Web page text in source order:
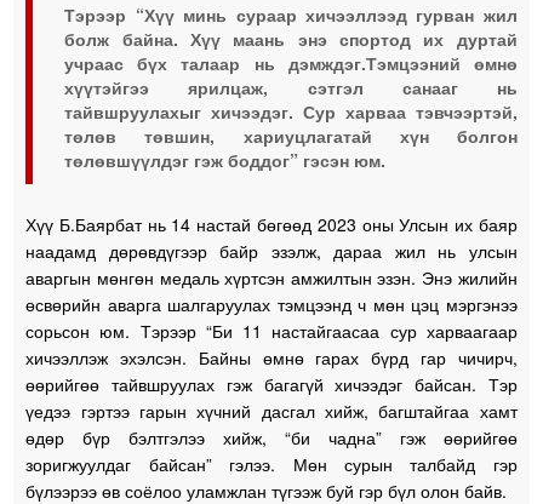
Тэрээр “Хүү минь сураар хичээллээд гурван жил
болж байна. Хүү маань энэ спортод их дуртай
учраас бүх талаар нь дэмждэг.Тэмцээний өмнө
хүүтэйгээ ярилцаж, сэтгэл санааг нь
тайвшруулахыг хичээдэг. Сур харваа тэвчээртэй,
төлөв төвшин, хариуцлагатай хүн болгон
төлөвшүүлдэг гэж боддог” гэсэн юм.
Хүү Б.Баярбат нь 14 настай бөгөөд 2023 оны Улсын их баяр
наадамд дөрөвдүгээр байр эзэлж, дараа жил нь улсын
аваргын мөнгөн медаль хүртсэн амжилтын эзэн. Энэ жилийн
өсвөрийн аварга шалгаруулах тэмцээнд ч мөн цэц мэргэнээ
сорьсон юм. Тэрээр “Би 11 настайгаасаа сур харваагаар
хичээллэж эхэлсэн. Байны өмнө гарах бүрд гар чичирч,
өөрийгөө тайвшруулах гэж багагүй хичээдэг байсан. Тэр
үедээ гэртээ гарын хүчний дасгал хийж, багштайгаа хамт
өдөр бүр бэлтгэлээ хийж, “би чадна” гэж өөрийгөө
зоригжуулдаг байсан” гэлээ. Мөн сурын талбайд гэр
бүлээрээ өв соёлоо уламжлан түгээж буй гэр бүл олон байв.